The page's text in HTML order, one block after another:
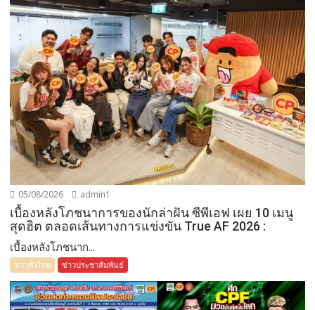
05/08/2026 admin1
เบื้องหลังโภชนาการของนักล่าฝัน ซีพีเอฟ เผย 10 เมนู
สุดฮิต ตลอดเส้นทางการแข่งขัน True AF 2026 :
เบื้องหลังโภชนาก...
ข่าวทั่วไทย ข่าวประชาสัมพันธ์